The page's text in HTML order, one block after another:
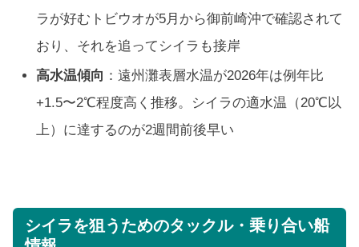
ラが好むトビウオが5月から御前崎沖で確認されて
おり、それを追ってシイラも接岸
高水温傾向 ：遠州灘表層水温が2026年は例年比
+1.5〜2℃程度高く推移。シイラの適水温（20℃以
上）に達するのが2週間前後早い
シイラを狙うためのタックル・乗り合い船